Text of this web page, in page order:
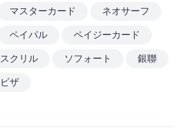
マスターカード ネオサーフ
ペイパル ペイジーカード
スクリル ソフォート 銀聯
ビザ